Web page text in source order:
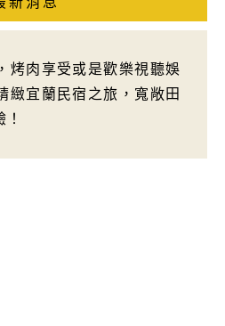
烤肉享受或是歡樂視聽娛
緻宜蘭民宿之旅，寬敞田